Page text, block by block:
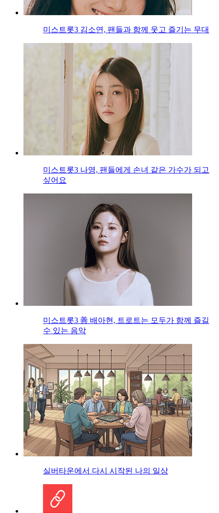
미스트롯3 김소연, 팬들과 함께 웃고 즐기는 무대
미스트롯3 나영, 팬들에게 손녀 같은 가수가 되고
싶어요
미스트롯3 善 배아현, 트로트는 모두가 함께 즐길
수 있는 음악
실버타운에서 다시 시작된 나의 일상